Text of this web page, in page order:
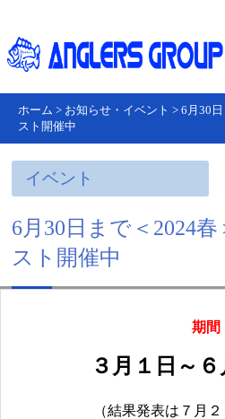
ホーム > お知らせ・イベント > 6月30
スト開催中
イベント
6月30日まで＜2024
スト開催中
期間
３月１日～６
（結果発表は７月２